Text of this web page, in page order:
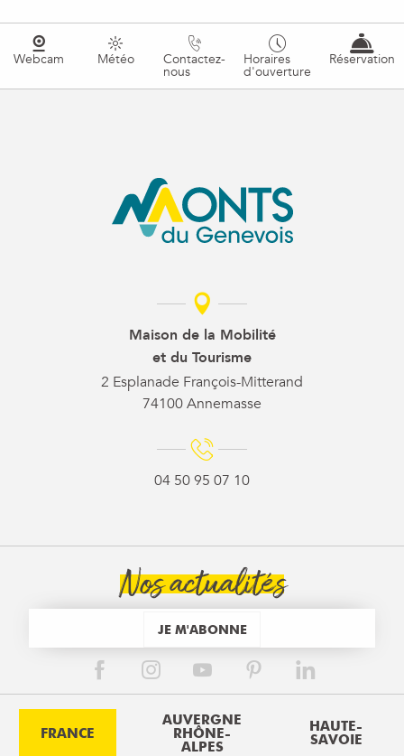
Webcam Météo Contactez-
nous
Horaires
d'ouverture
Réservation
Maison de la Mobilité
et du Tourisme
2 Esplanade François-Mitterand
74100 Annemasse
04 50 95 07 10
Nos actualités
JE M'ABONNE
FRANCE
AUVERGNE
RHÔNE-
ALPES
HAUTE-
SAVOIE